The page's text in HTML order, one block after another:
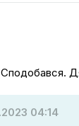
Сподобався.
04:14